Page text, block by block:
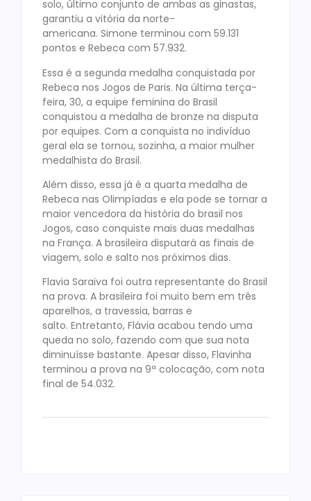
solo, último conjunto de ambas as ginastas,
garantiu a vitória da norte-
americana. Simone terminou com 59.131
pontos e Rebeca com 57.932.
Essa é a segunda medalha conquistada por
Rebeca nos Jogos de Paris. Na última terça-
feira, 30, a equipe feminina do Brasil
conquistou a medalha de bronze na disputa
por equipes. Com a conquista no indivíduo
geral ela se tornou, sozinha, a maior mulher
medalhista do Brasil.
Além disso, essa já é a quarta medalha de
Rebeca nas Olimpíadas e ela pode se tornar a
maior vencedora da história do brasil nos
Jogos, caso conquiste mais duas medalhas
na França. A brasileira disputará as finais de
viagem, solo e salto nos próximos dias.
Flavia Saraiva foi outra representante do Brasil
na prova. A brasileira foi muito bem em três
aparelhos, a travessia, barras e
salto. Entretanto, Flávia acabou tendo uma
queda no solo, fazendo com que sua nota
diminuísse bastante. Apesar disso, Flavinha
terminou a prova na 9ª colocação, com nota
final de 54.032.